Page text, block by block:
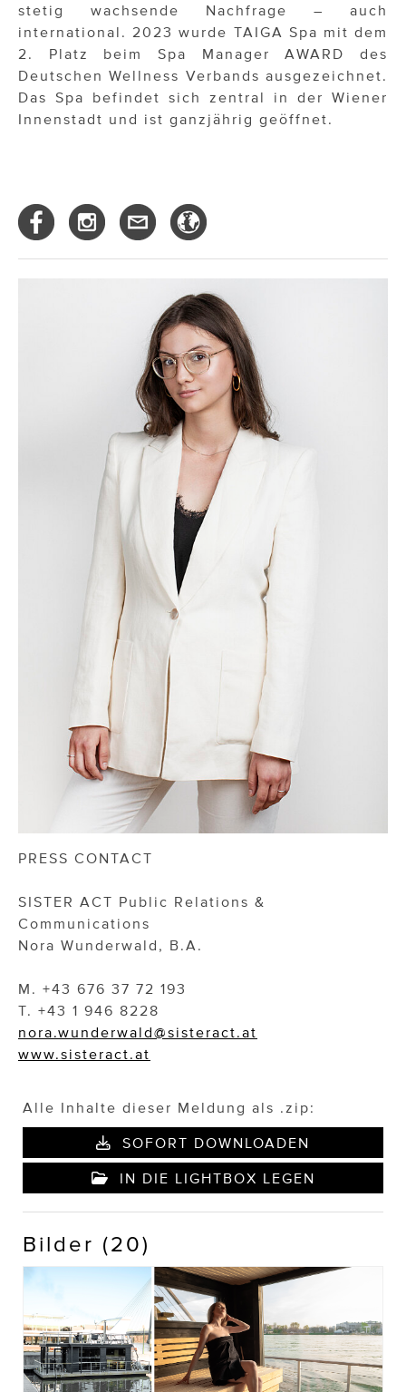
stetig wachsende Nachfrage – auch
international. 2023 wurde TAIGA Spa mit dem
2. Platz beim Spa Manager AWARD des
Deutschen Wellness Verbands ausgezeichnet.
Das Spa befindet sich zentral in der Wiener
Innenstadt und ist ganzjährig geöffnet.
PRESS CONTACT
SISTER ACT Public Relations &
Communications
Nora Wunderwald, B.A.
M. +43 676 37 72 193
T. +43 1 946 8228
nora.wunderwald@sisteract.at
www.sisteract.at
Alle Inhalte dieser Meldung als .zip:
SOFORT DOWNLOADEN
IN DIE LIGHTBOX LEGEN
Bilder (20)